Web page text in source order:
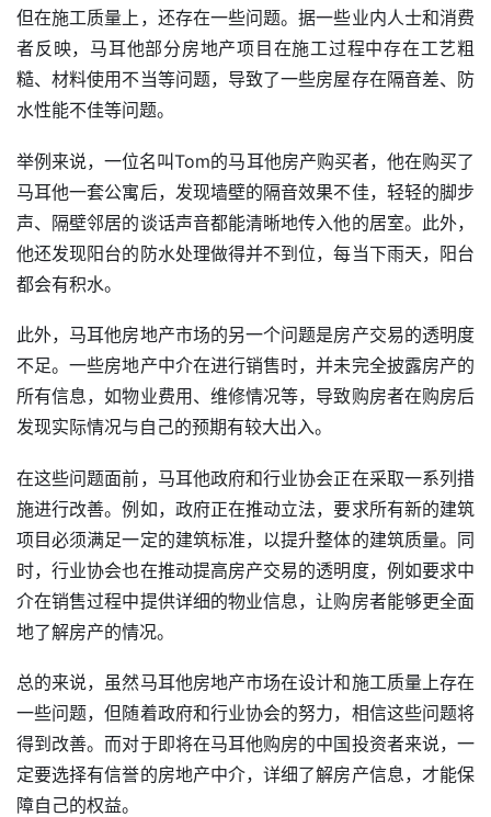
但在施工质量上，还存在一些问题。据一些业内人士和消费
者反映，马耳他部分房地产项目在施工过程中存在工艺粗
糙、材料使用不当等问题，导致了一些房屋存在隔音差、防
水性能不佳等问题。
举例来说，一位名叫Tom的马耳他房产购买者，他在购买了
马耳他一套公寓后，发现墙壁的隔音效果不佳，轻轻的脚步
声、隔壁邻居的谈话声音都能清晰地传入他的居室。此外，
他还发现阳台的防水处理做得并不到位，每当下雨天，阳台
都会有积水。
此外，马耳他房地产市场的另一个问题是房产交易的透明度
不足。一些房地产中介在进行销售时，并未完全披露房产的
所有信息，如物业费用、维修情况等，导致购房者在购房后
发现实际情况与自己的预期有较大出入。
在这些问题面前，马耳他政府和行业协会正在采取一系列措
施进行改善。例如，政府正在推动立法，要求所有新的建筑
项目必须满足一定的建筑标准，以提升整体的建筑质量。同
时，行业协会也在推动提高房产交易的透明度，例如要求中
介在销售过程中提供详细的物业信息，让购房者能够更全面
地了解房产的情况。
总的来说，虽然马耳他房地产市场在设计和施工质量上存在
一些问题，但随着政府和行业协会的努力，相信这些问题将
得到改善。而对于即将在马耳他购房的中国投资者来说，一
定要选择有信誉的房地产中介，详细了解房产信息，才能保
障自己的权益。